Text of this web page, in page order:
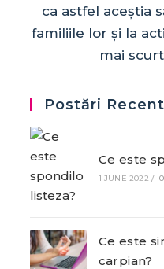
ca astfel aceștia
familiile lor și la
mai
Postări
Ce este
1 JUNE 2022 /
Ce este
carpian?